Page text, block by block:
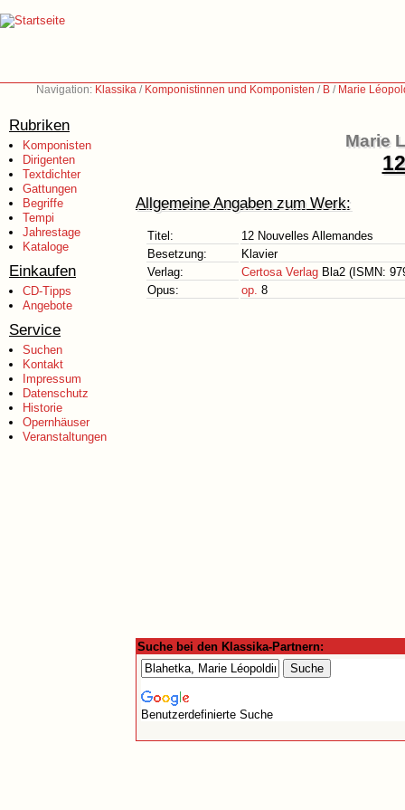
Navigation: Klassika / Komponistinnen und Komponisten / B / Marie
Rubriken
Komponisten
Dirigenten
Textdichter
Gattungen
Begriffe
Tempi
Jahrestage
Kataloge
Einkaufen
CD-Tipps
Angebote
Service
Suchen
Kontakt
Impressum
Datenschutz
Historie
Opernhäuser
Veranstaltungen
Marie
Allgemeine Angaben zum Werk:
Titel:
12 Nouvelles Allemandes
Besetzung:
Klavier
Verlag:
Certosa Verlag Bla2 (ISMN:
Opus:
op. 8
Suche bei den Klassika-Partnern:
Benutzerdefinierte Suche